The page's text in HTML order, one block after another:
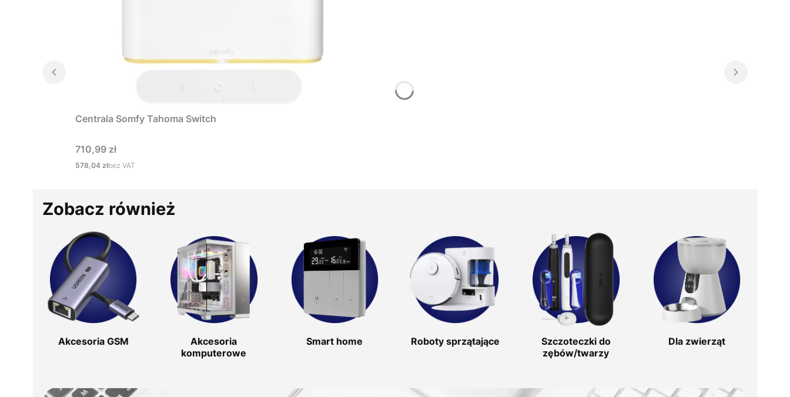
Centrala Somfy Tahoma Switch
Cena
710,99 zł
Cena
578,04 złbez VAT
Zobacz również
Akcesoria GSM
Akcesoria
komputerowe
Smart home Roboty sprzątające
Szczoteczki do
zębów/twarzy
Dla zwierząt